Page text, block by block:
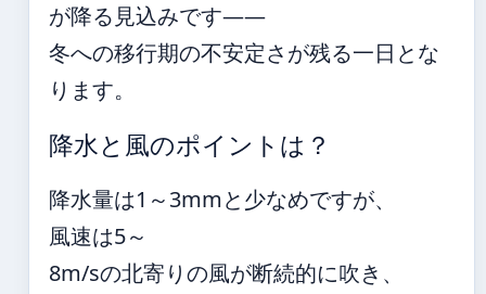
が降る見込みです——
冬への移行期の不安定さが残る一日とな
ります。
降水と風のポイントは？
降水量は1～3mmと少なめですが、
風速は5～
8m/sの北寄りの風が断続的に吹き、